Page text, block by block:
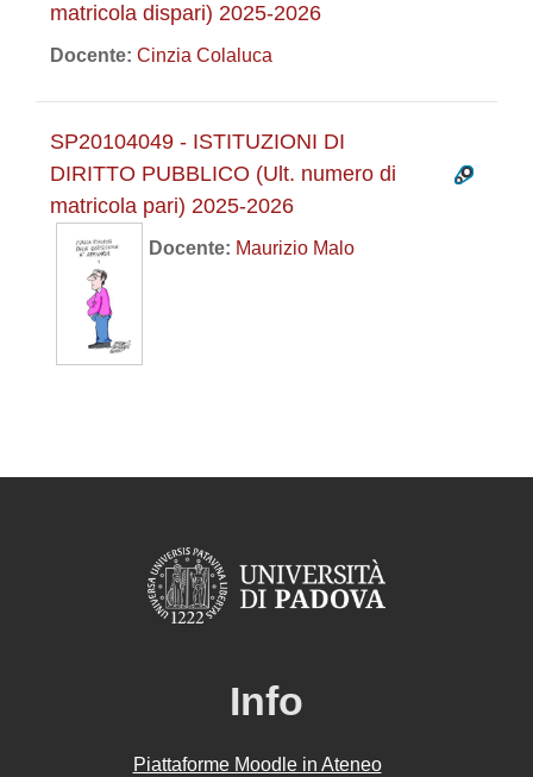
matricola dispari) 2025-2026
Docente: Cinzia Colaluca
SP20104049 - ISTITUZIONI DI
DIRITTO PUBBLICO (Ult. numero di
matricola pari) 2025-2026
Docente: Maurizio Malo
Info
Piattaforme Moodle in Ateneo